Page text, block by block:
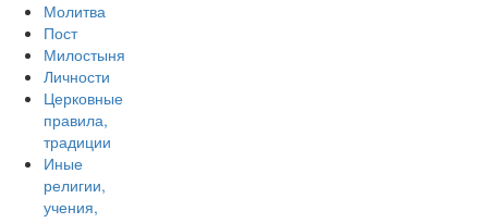
Молитва
Пост
Милостыня
Личности
Церковные
правила,
традиции
Иные
религии,
учения,